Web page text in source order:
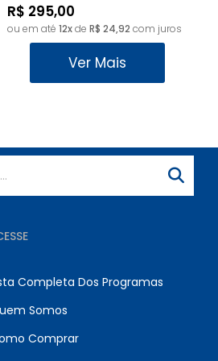
R$ 295,00
ou em até 12xde R$ 24,92 com juros
Ver Mais
Completa Dos Programas
Somos
Comprar